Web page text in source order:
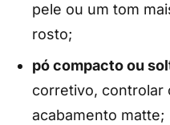
pele ou um tom
rosto;
pó compacto ou
corretivo, controlar
acabamento matte;